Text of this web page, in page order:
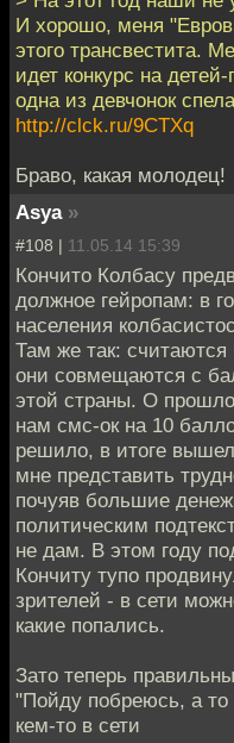
И хорошо, меня
этого трансвестита.
идет конкурс на
одна из девчонок
http://clck.ru/9CTXq
Браво, какая молодец!
Asya »
#108 | 11.05.14 15:39
Кончито Колбасу
должное гейропам: в
населения
Там же так:
они совмещаются с
этой страны. О
нам смс-ок на 10
решило, в итоге
мне представить
почуяв большие
политическим
не дам. В этом году
Кончиту тупо
зрителей - в сети
какие попались.
Зато теперь
"Пойду побреюсь, а то
кем-то в сети